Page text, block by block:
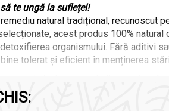
te ungă la suflețel!
natural tradițional, recunoscut
acest produs 100%
organismului. Fără aditivi
tolerat și eficient în menținerea